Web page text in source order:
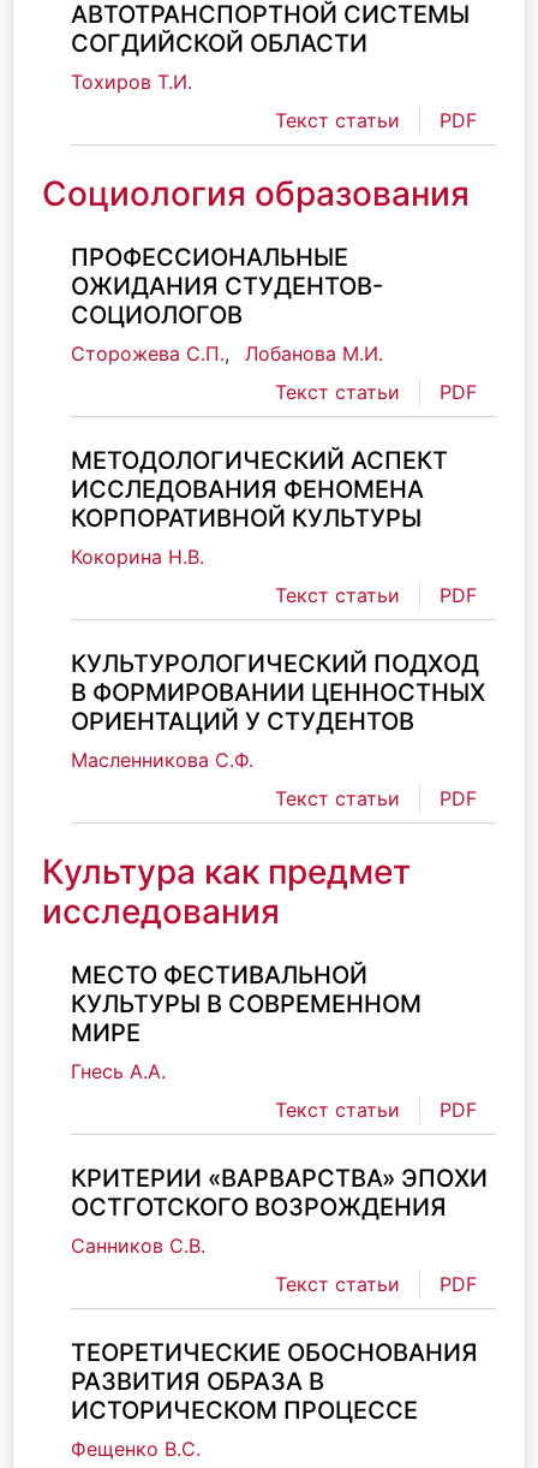
АВТОТРАНСПОРТНОЙ СИСТЕМЫ
СОГДИЙСКОЙ ОБЛАСТИ
Тохиров Т.И.
Текст статьи
PDF
Социология образования
ПРОФЕССИОНАЛЬНЫЕ
ОЖИДАНИЯ СТУДЕНТОВ-
СОЦИОЛОГОВ
Сторожева С.П.,
Лобанова М.И.
Текст статьи
PDF
МЕТОДОЛОГИЧЕСКИЙ АСПЕКТ
ИССЛЕДОВАНИЯ ФЕНОМЕНА
КОРПОРАТИВНОЙ КУЛЬТУРЫ
Кокорина Н.В.
Текст статьи
PDF
КУЛЬТУРОЛОГИЧЕСКИЙ ПОДХОД
В ФОРМИРОВАНИИ ЦЕННОСТНЫХ
ОРИЕНТАЦИЙ У СТУДЕНТОВ
Масленникова С.Ф.
Текст статьи
PDF
Культура как предмет
исследования
МЕСТО ФЕСТИВАЛЬНОЙ
КУЛЬТУРЫ В СОВРЕМЕННОМ
МИРЕ
Гнесь А.А.
Текст статьи
PDF
КРИТЕРИИ «ВАРВАРСТВА» ЭПОХИ
ОСТГОТСКОГО ВОЗРОЖДЕНИЯ
Санников С.В.
Текст статьи
PDF
ТЕОРЕТИЧЕСКИЕ ОБОСНОВАНИЯ
РАЗВИТИЯ ОБРАЗА В
ИСТОРИЧЕСКОМ ПРОЦЕССЕ
Фещенко В.С.